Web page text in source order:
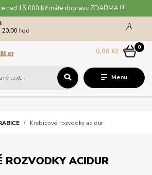
nad 15 000 Kč máte dopravu ZDARMA !!!
Menu
hod
0
0,00 Kč
Krabicové rozvodky acidur
ROZVODKY ACIDUR